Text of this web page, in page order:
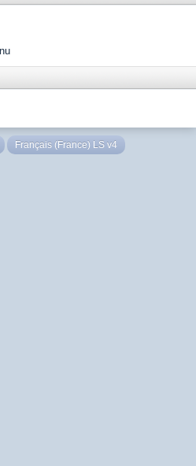
Français (France) LS v4